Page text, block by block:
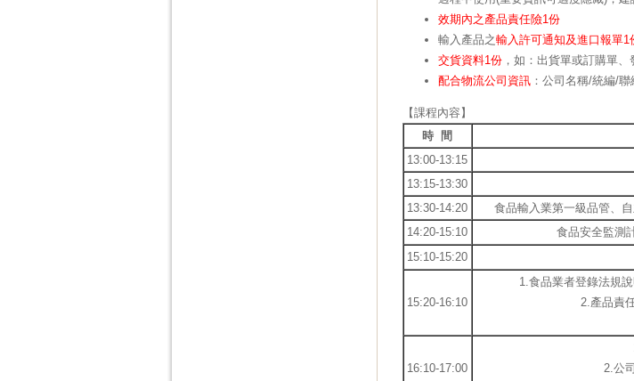
效期內之產品責任險1份
輸入產品之輸入許可通知及進口報單1
交貨資料1份，如：出貨單或訂購單、
配合物流公司資訊：公司名稱/統編/聯
【課程內容】
時 間
13:00-13:15
13:15-13:30
13:30-14:20
食品輸入業第一級品管、
14:20-15:10
食品安全監測
15:10-15:20
15:20-16:10
1.食品業者登錄法規
2.產品責
16:10-17:00
2.公